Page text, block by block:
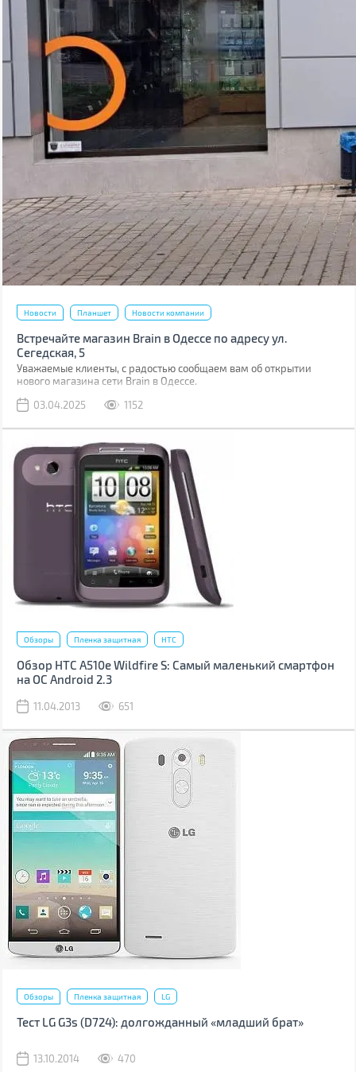
Новости Планшет Новости компании
Встречайте магазин Brain в Одессе по адресу ул.
Сегедская, 5
Уважаемые клиенты, с радостью сообщаем вам об открытии
нового магазина сети Brain в Одессе.
03.04.2025
1152
Обзоры Пленка защитная HTC
Обзор HTC A510e Wildfire S: Самый маленький смартфон
на ОС Android 2.3
11.04.2013 651
Обзоры Пленка защитная LG
Тест LG G3s (D724): долгожданный «младший брат»
13.10.2014 470